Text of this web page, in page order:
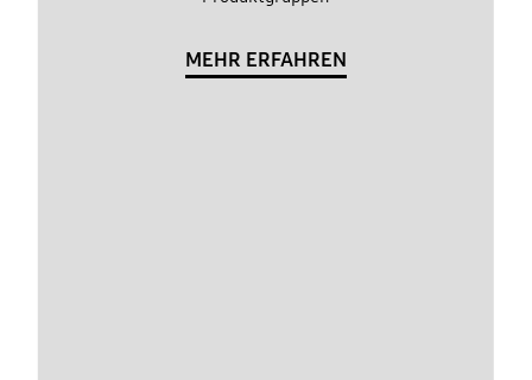
MEHR ERFAHREN